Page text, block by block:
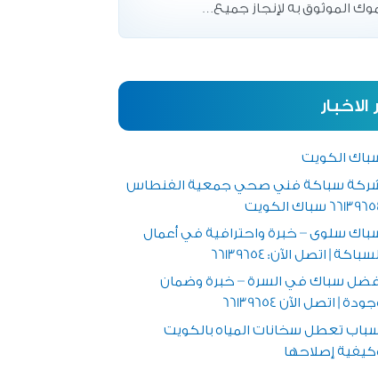
الموثوق به لإنجاز جميع…
الاخبار
الكويت
سباكة فني صحي جمعية الفنطاس
سباك الكويت
سلوى – خبرة واحترافية في أعمال
| اتصل الآن: 66139654
سباك في السرة – خبرة وضمان
| اتصل الآن 66139654
تعطل سخانات المياه بالكويت
إصلاحها